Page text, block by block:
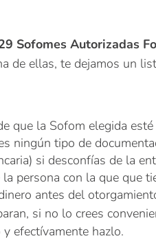
Sofomes Autorizadas
de ellas, te dejamos un
que la Sofom elegida
ningún tipo de
si desconfías de la
la persona con la que que
antes del
si no lo crees
efectívamente hazlo.